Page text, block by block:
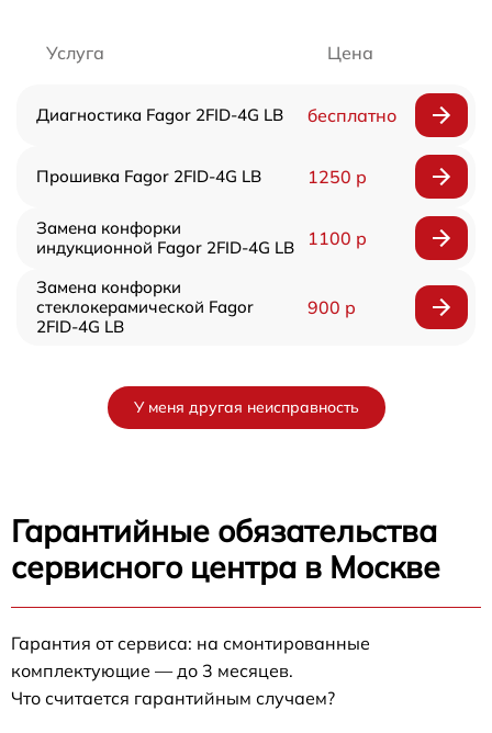
Услуга Цена
Диагностика Fagor 2FID-4G LB бесплатно
Прошивка Fagor 2FID-4G LB 1250 р
Замена конфорки
индукционной Fagor 2FID-4G LB
1100 р
Замена конфорки
стеклокерамической Fagor
2FID-4G LB
900 р
У меня другая неисправность
Гарантийные обязательства
сервисного центра в Москве
Гарантия от сервиса: на смонтированные
комплектующие — до 3 месяцев.
Что считается гарантийным случаем?